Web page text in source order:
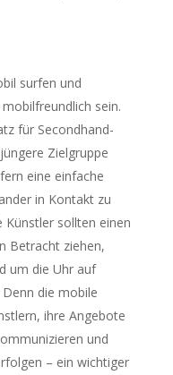
surfen und
sein.
für Secondhand-
Zielgruppe
eine einfache
in Kontakt zu
sollten einen
Betracht ziehen,
um die Uhr auf
die mobile
ihre Angebote
und
– ein wichtiger